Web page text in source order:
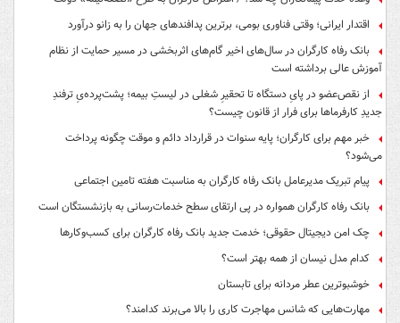
اقتدار ایرانی؛ وقتی فناوری بومی، برترین پدافندهای جهان را به زانو درآورد
بانک رفاه کارگران در سال‌های اخیر گام‌های اثربخشی در مسیر حمایت از نظام
آموزش عالی برداشته است
از نقص‌عضو در پایِ دستگاه تا تحقیرِ شغلی در لیستِ بیمه؛ پشت‌پرده‌یِ ترفندِ
جدیدِ کارفرماها برای فرار از قانون چیست؟
خبر مهم برای کارگران؛ پایه سنوات در قرارداد دائم و موقت چگونه پرداخت
می‌شود؟
پیام تبریک مدیرعامل بانک رفاه کارگران به مناسبت هفته تامین اجتماعی
بانک رفاه کارگران همواره در پی ارتقای سطح خدمات‌رسانی به بازنشستگان است
چک امن دیجیتال حقوقی؛ خدمت جدید بانک رفاه کارگران برای کسب‌وکارها
کدام مدل نیسان از همه بهتر است؟
خوشبوترین عطر مردانه برای تابستان
مهارت‌هایی که شانس مهاجرت کاری را بالا می‌برند کدامند؟